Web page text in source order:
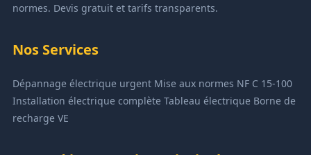
normes. Devis gratuit et tarifs transparents.
Nos Services
Dépannage électrique urgent Mise aux normes NF C 15-100
Installation électrique complète Tableau électrique Borne de
recharge VE